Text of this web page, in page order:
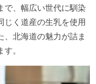
で、幅広い世代に馴染
じく道産の生乳を使用
、北海道の魅力が詰ま
。